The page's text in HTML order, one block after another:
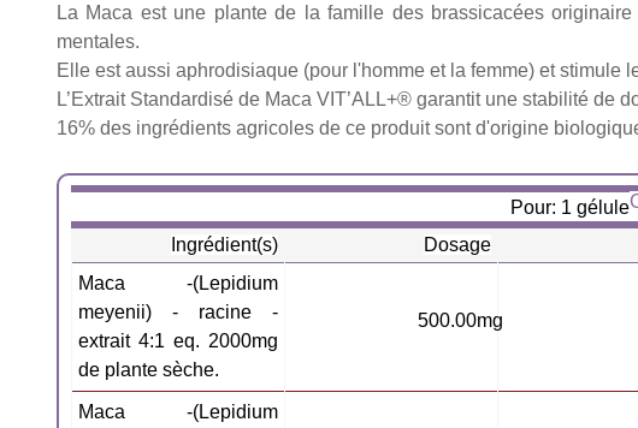
La Maca est une plante de la famille des brassicacées
mentales.
Elle est aussi aphrodisiaque (pour l'homme et la femme) et stimule
L’Extrait Standardisé de Maca VIT’ALL+® garantit une stabilité
16% des ingrédients agricoles de ce produit sont d'origine
Pour: 1 gélule
Ingrédient(s)
Dosage
Maca -(Lepidium
meyenii) - racine -
extrait 4:1 eq. 2000mg
de plante sèche.
500.00mg
Maca -(Lepidium